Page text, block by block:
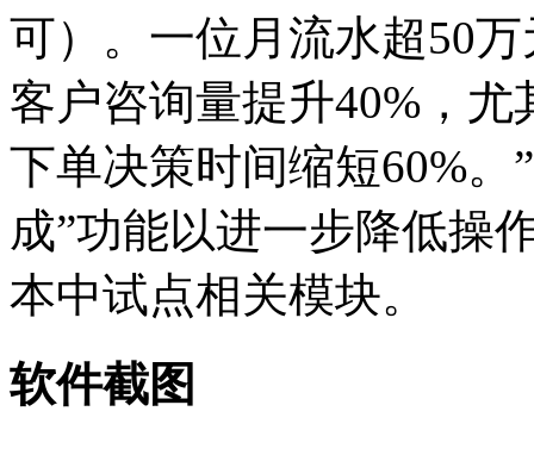
可）。一位月流水超50
客户咨询量提升40%，
下单决策时间缩短60%
成”功能以进一步降低操
本中试点相关模块。
软件截图